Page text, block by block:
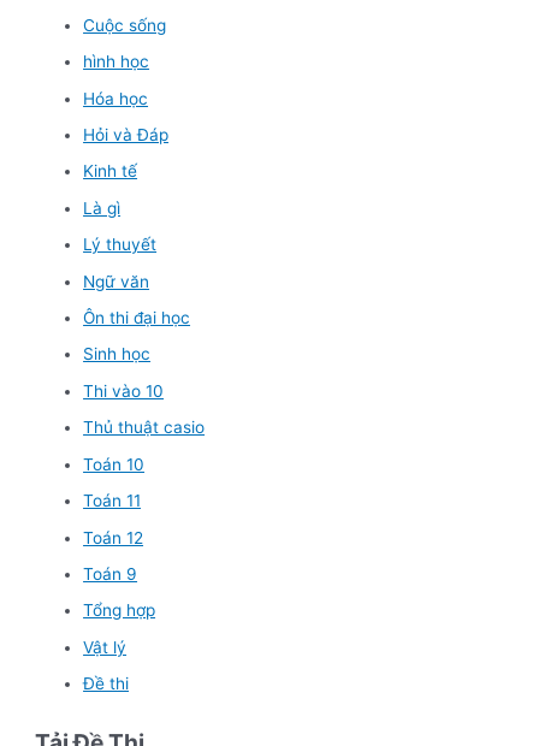
Cuộc sống
hình học
Hóa học
Hỏi và Đáp
Kinh tế
Là gì
Lý thuyết
Ngữ văn
Ôn thi đại học
Sinh học
Thi vào 10
Thủ thuật casio
Toán 10
Toán 11
Toán 12
Toán 9
Tổng hợp
Vật lý
Đề thi